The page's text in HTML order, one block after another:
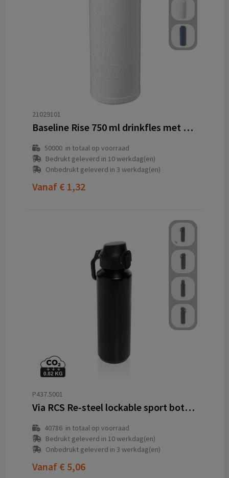
21029101
Baseline Rise 750 ml drinkfles met klapdeksel
50000in totaal op voorraad
Bedrukt geleverd in 10 werkdag(en)
Onbedrukt geleverd in 3 werkdag(en)
Vanaf € 1,32
P437.5001
Via RCS Re-steel lockable sport bottle 600ML
40786in totaal op voorraad
Bedrukt geleverd in 10 werkdag(en)
Onbedrukt geleverd in 3 werkdag(en)
Vanaf € 5,06